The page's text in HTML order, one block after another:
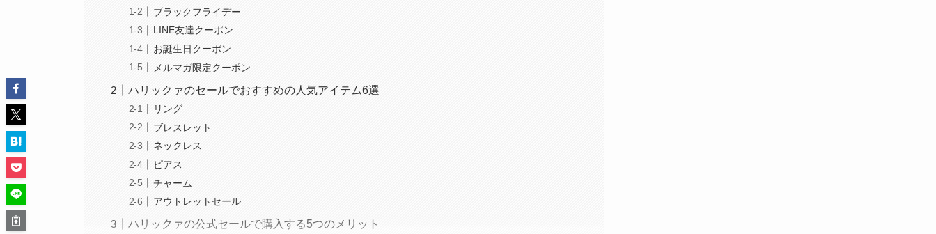
ブラックフライデー
LINE友達クーポン
お誕生日クーポン
メルマガ限定クーポン
ハリックァのセールでおすすめの人気アイテム6選
リング
ブレスレット
ネックレス
ピアス
チャーム
アウトレットセール
ハリックァの公式セールで購入する5つのメリット